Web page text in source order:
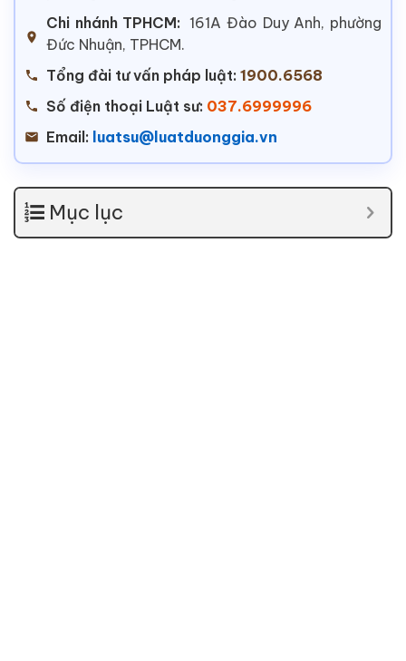
Chi nhánh TPHCM: 161A Đào Duy Anh, phường
Đức Nhuận, TPHCM.
Tổng đài tư vấn pháp luật: 1900.6568
Số điện thoại Luật sư: 037.6999996
Email: luatsu@luatduonggia.vn
Mục lục